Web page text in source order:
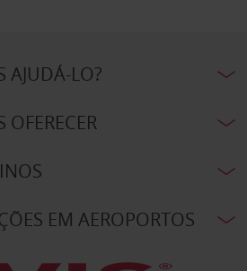
AJUDÁ-LO?
EM AEROPORTOS